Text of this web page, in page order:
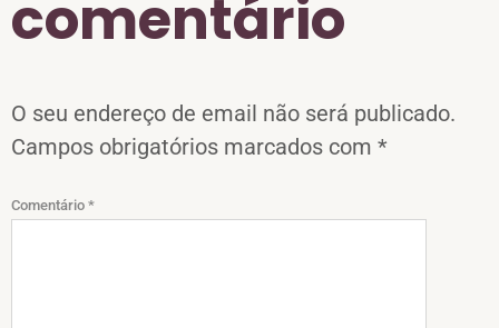
comentário
O seu endereço de email não será publicado.
Campos obrigatórios marcados com *
Comentário *